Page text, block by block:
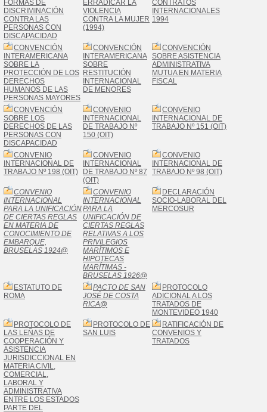
FORMAS DE
DISCRIMINACIÓN
CONTRA LAS
PERSONAS CON
DISCAPACIDAD
ERRADICAR LA
VIOLENCIA
CONTRA LA MUJER
(1994)
CONTRATOS
INTERNACIONALES
1994
CONVENCIÓN
INTERAMERICANA
SOBRE LA
PROTECCIÓN DE LOS
DERECHOS
HUMANOS DE LAS
PERSONAS MAYORES
CONVENCIÓN
INTERAMERICANA
SOBRE
RESTITUCIÓN
INTERNACIONAL
DE MENORES
CONVENCIÓN
SOBRE ASISTENCIA
ADMINISTRATIVA
MUTUA EN MATERIA
FISCAL
CONVENCIÓN
SOBRE LOS
DERECHOS DE LAS
PERSONAS CON
DISCAPACIDAD
CONVENIO
INTERNACIONAL
DE TRABAJO Nº
150 (OIT)
CONVENIO
INTERNACIONAL DE
TRABAJO Nº 151 (OIT)
CONVENIO
INTERNACIONAL DE
TRABAJO Nº 198 (OIT)
CONVENIO
INTERNACIONAL
DE TRABAJO Nº 87
(OIT)
CONVENIO
INTERNACIONAL DE
TRABAJO Nº 98 (OIT)
CONVENIO
INTERNACIONAL
PARA LA UNIFICACIÓN
DE CIERTAS REGLAS
EN MATERIA DE
CONOCIMIENTO DE
EMBARQUE,
BRUSELAS 1924@
CONVENIO
INTERNACIONAL
PARA LA
UNIFICACIÓN DE
CIERTAS REGLAS
RELATIVAS A LOS
PRIVILEGIOS
MARÍTIMOS E
HIPOTECAS
MARÍTIMAS -
BRUSELAS 1926@
DECLARACIÓN
SOCIO-LABORAL DEL
MERCOSUR
ESTATUTO DE
ROMA
PACTO DE SAN
JOSÉ DE COSTA
RICA@
PROTOCOLO
ADICIONAL A LOS
TRATADOS DE
MONTEVIDEO 1940
PROTOCOLO DE
LAS LEÑAS DE
COOPERACIÓN Y
ASISTENCIA
JURISDICCIONAL EN
MATERIA CIVIL,
COMERCIAL,
LABORAL Y
ADMINISTRATIVA
ENTRE LOS ESTADOS
PARTE DEL
PROTOCOLO DE
SAN LUIS
RATIFICACIÓN DE
CONVENIOS Y
TRATADOS